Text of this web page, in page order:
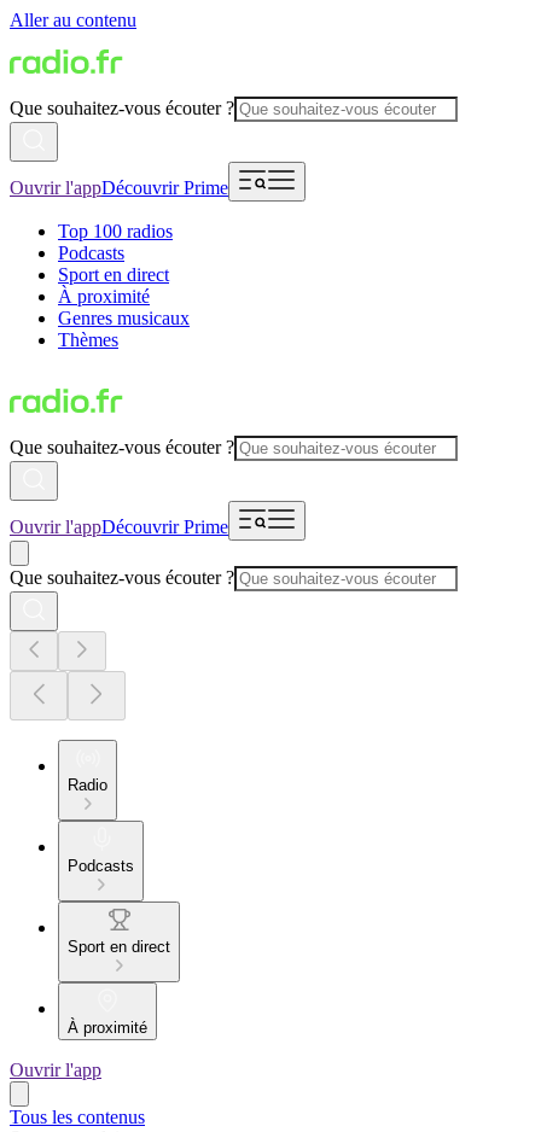
Aller au contenu
Que souhaitez-vous écouter ?
Ouvrir l'appDécouvrir Prime
Top 100 radios
Podcasts
Sport en direct
À proximité
Genres musicaux
Thèmes
Que souhaitez-vous écouter ?
Ouvrir l'appDécouvrir Prime
Que souhaitez-vous écouter ?
Radio
Podcasts
Sport en direct
À proximité
Ouvrir l'app
Tous les contenus